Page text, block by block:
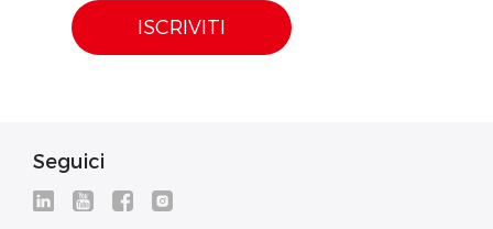
qualsiasi momento, con effetto per il futuro e senza
fornire motivazioni, ad esempio cliccando sul link
di cancellazione alla fine di ogni newsletter.
Seguici